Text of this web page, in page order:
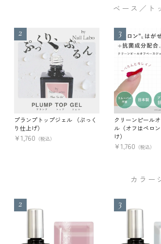
ベース／ト
プランプトップジェル （ぷっく
り仕上げ）
¥1,760 （税込）
クリーンピール
ル（オフはペロ
け）
¥1,760 （税込）
カラー